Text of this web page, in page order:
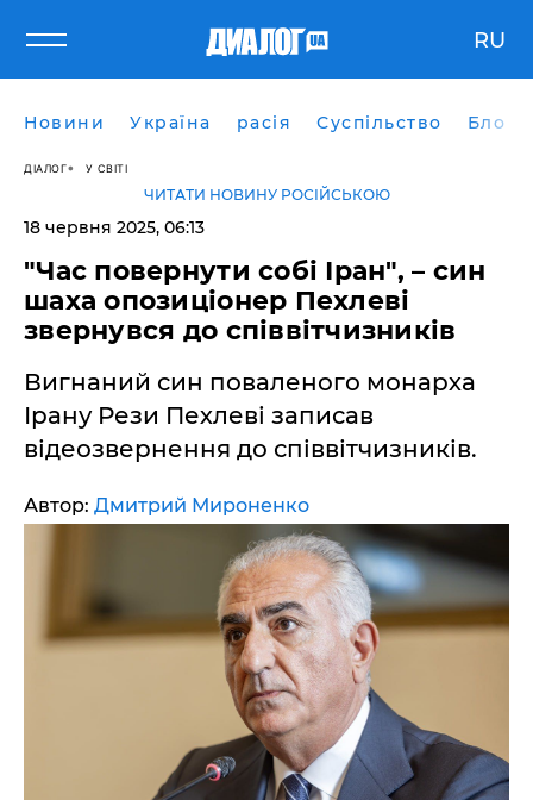
RU
Новини Україна расія Суспільство Блоги
ДІАЛОГ У СВІТІ
ЧИТАТИ НОВИНУ РОСІЙСЬКОЮ
18 червня 2025, 06:13
"Час повернути собі Іран", – син
шаха опозиціонер Пехлеві
звернувся до співвітчизників
Вигнаний син поваленого монарха
Ірану Рези Пехлеві записав
відеозвернення до співвітчизників.
Автор: Дмитрий Мироненко